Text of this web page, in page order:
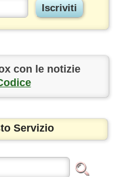
con le notizie
Servizio